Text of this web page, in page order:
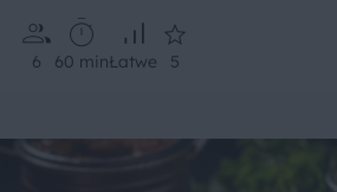
6 60 minŁatwe 5